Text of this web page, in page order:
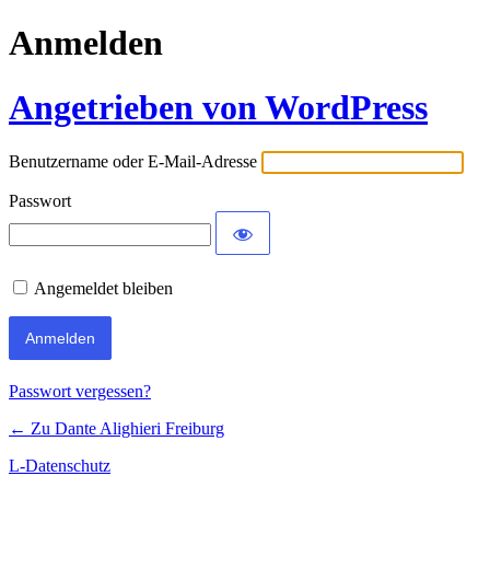
Anmelden
Angetrieben von WordPress
Benutzername oder E-Mail-Adresse
Passwort
Angemeldet bleiben
Passwort vergessen?
← Zu Dante Alighieri Freiburg
L-Datenschutz